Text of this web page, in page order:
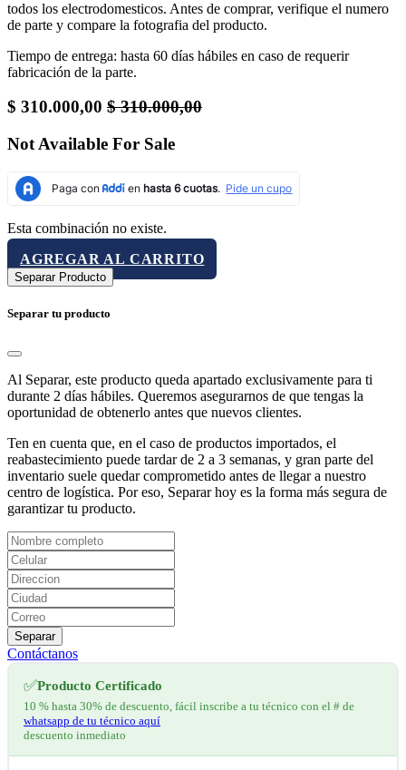
todos los electrodomesticos. Antes de comprar, verifique el numero
de parte y compare la fotografia del producto.
Tiempo de entrega: hasta 60 días hábiles en caso de requerir
fabricación de la parte.
$ 310.000,00 $310.000,00
Not Available For Sale
Esta combinación no existe.
AGREGAR AL CARRITO
Separar Producto
Separar tu producto
Al Separar, este producto queda apartado exclusivamente para ti
durante 2 días hábiles. Queremos asegurarnos de que tengas la
oportunidad de obtenerlo antes que nuevos clientes.
Ten en cuenta que, en el caso de productos importados, el
reabastecimiento puede tardar de 2 a 3 semanas, y gran parte del
inventario suele quedar comprometido antes de llegar a nuestro
centro de logística. Por eso, Separar hoy es la forma más segura de
garantizar tu producto.
Separar
Contáctanos
✅Producto Certificado
10 % hasta 30% de descuento, fácil inscribe a tu técnico con el # de
whatsapp de tu técnico aquí
descuento inmediato